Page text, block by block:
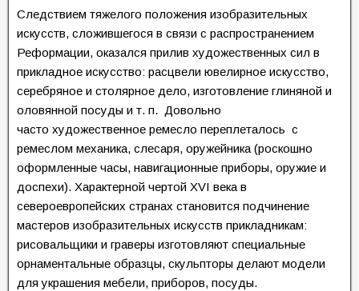
Следствием тяжелого положения изобразительных
искусств, сложившегося в связи с распространением
Реформации, оказался прилив художественных сил в
прикладное искусство: расцвели ювелирное искусство,
серебряное и столярное дело, изготовление глиняной и
оловянной посуды и т. п. Довольно
часто художественное ремесло переплеталось с
ремеслом механика, слесаря, оружейника (роскошно
оформленные часы, навигационные приборы, оружие и
доспехи). Характерной чертой XVI века в
североевропейских странах становится подчинение
мастеров изобразительных искусств прикладникам:
рисовальщики и граверы изготовляют специальные
орнаментальные образцы, скульпторы делают модели
для украшения мебели, приборов, посуды.